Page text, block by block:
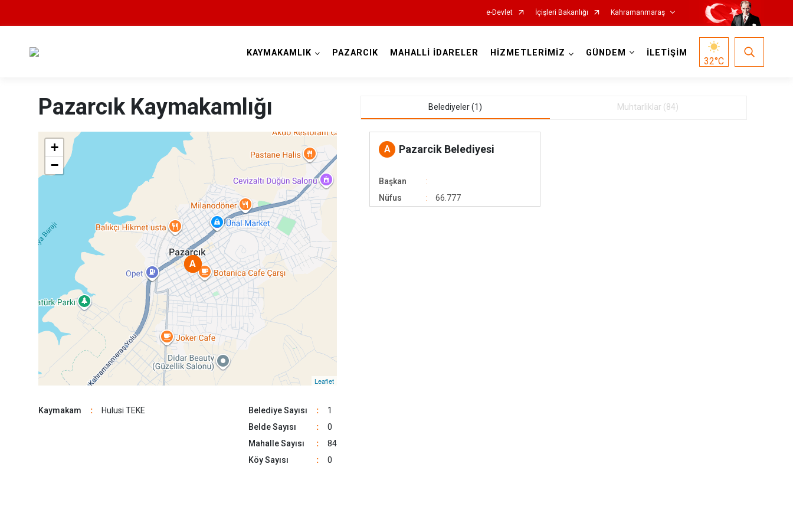
e-Devlet İçişleri Bakanlığı Kahramanmaraş
KAYMAKAMLIK PAZARCIK MAHALLİ İDARELER HİZMETLERİMİZ GÜNDEM İLETİŞİM
32°C
Pazarcık Kaymakamlığı
A
A
+
−
Leaflet
Kaymakam : Hulusi TEKE Belediye Sayısı :
1
Belde Sayısı
:
0
Mahalle Sayısı
:
84
Köy Sayısı
: 0
Belediyeler (1) Muhtarliklar (84)
A Pazarcik Belediyesi
Başkan
Nüfus
66.777